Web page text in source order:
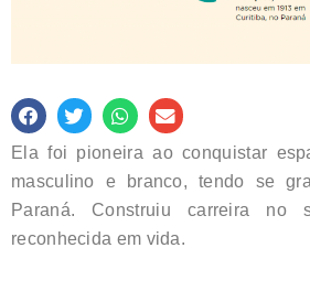
Ela foi pioneira ao conquistar
masculino e branco, tendo se
Paraná. Construiu carreira
reconhecida em vida.